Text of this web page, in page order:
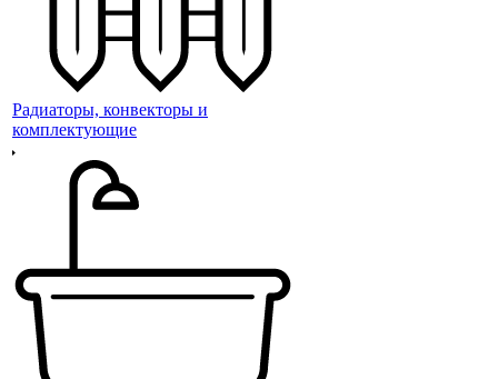
Радиаторы, конвекторы и
комплектующие